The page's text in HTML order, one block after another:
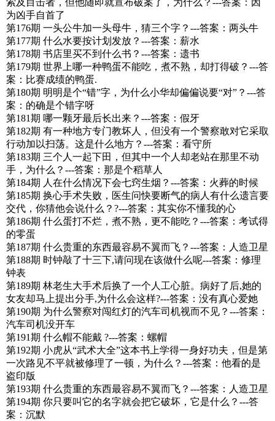
索及目击者，但他随即就宣布破案了，为什么？---答案：因
为凶手自首了
第176期 一头公牛加一头母牛，猜三个字？---答案：两头牛
第177期 什么水要按计划发放？---答案：薪水
第178期 书店里买不到什么书？---答案：遗书
第179期 世界上哪一种鸭蛋不能吃，煮不熟，却打得破？---答
案：比赛成绩的鸭蛋.
第180期 明明是个“错”字，为什么小华却偏偏说要“对”？---答
案：的确是个错字呀
第181期 哪一颗牙最后长出来？---答案：假牙
第182期 有一种地方专门教坏人，但没有一个警察敢对它采取
行动加以扫荡。这是什么地方？---答案：看守所
第183期 三个人一起下田，但其中一个人却老站在那里不动
手，为什么？---答案：那是个稻草人
第184期 人在什么情况下会七窍生烟？---答案：火葬的时候
第185期 换心手术失败，医生问快要断气的病人有什么遗言要
交代，你猜他会说什么？?---答案：其实你不懂我的心
第186期 什么蛋打不烂，煮不熟，更不能吃？---答案：考试得
的零蛋
第187期 什么贵重的东西最容易不翼而飞？---答案：人造卫星
第188期 时钟敲了十三下,请问现在该做什么呢---答案：修理
钟表
第189期 林老生大手术后换了一个人工心脏。病好了后,她的
女友却马上提出分手,为什么会这样?---答案：没有真心爱她
第190期 为什么警察对闯红灯的汽车司机视而不见？---答案：
汽车司机没开车
第191期 什么帽不能戴 ?---答案：螺帽
第192期 小虎从“武术大全”这本书上学得一身好功夫，但是第
一次路见不平就被修理了一顿，为什么？---答案：他看的是
盗印版
第193期 什么贵重的东西最容易不翼而飞？---答案：人造卫星
第194期 你只要叫它的名字就会把它破坏，它是什么？---答
案：沉默